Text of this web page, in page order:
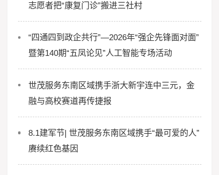
志愿者把“康复门诊”搬进三社村
“四通四到政企共行”—2026年“强企先锋面对面”
暨第140期“五凤论见”人工智能专场活动
世茂服务东南区域携手浙大新宇连中三元，金
融与高校赛道再传捷报
8.1建军节| 世茂服务东南区域携手“最可爱的人”
赓续红色基因